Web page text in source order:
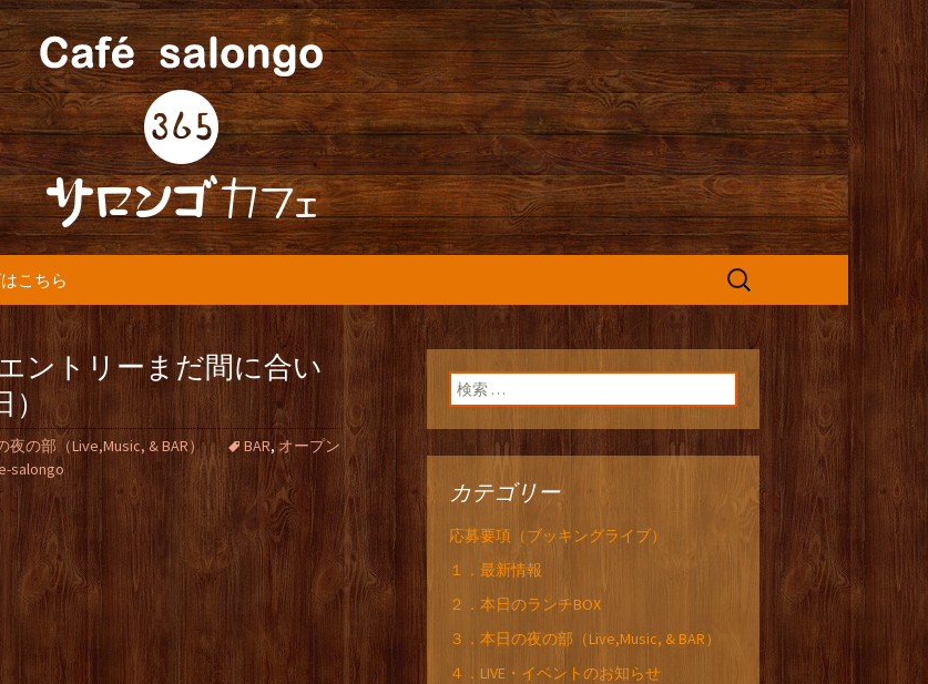
サロンゴ)カフェ』よりお
より最新情報をお届けします。
こちら
検
ントリーまだ間に合い
）
夜の部（Live,Music, & BAR） BAR,オープン
salongo
検索:
カテゴリー
応募要項（ブッキングライブ）
１．最新情報
２．本日のランチBOX
３．本日の夜の部（Live,Music, & BAR）
４．LIVE・イベントのお知らせ